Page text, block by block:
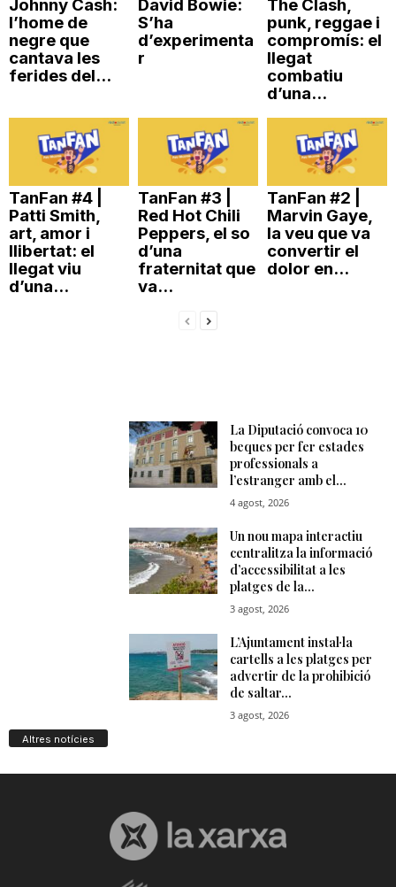
Johnny Cash:
l’home de
negre que
cantava les
ferides del...
David Bowie:
S’ha
d’experimenta
r
The Clash,
punk, reggae i
compromís: el
llegat
combatiu
d’una...
TanFan #4 |
Patti Smith,
art, amor i
llibertat: el
llegat viu
d’una...
TanFan #3 |
Red Hot Chili
Peppers, el so
d’una
fraternitat que
va...
TanFan #2 |
Marvin Gaye,
la veu que va
convertir el
dolor en...
Altres notícies